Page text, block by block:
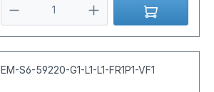
EM-S6-59220-G1-L1-L1-FR1P1-VF1